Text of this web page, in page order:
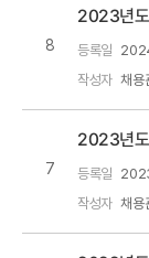
8
2023년도
등록일
작성자 채용
7
2023년도
등록일
작성자 채용